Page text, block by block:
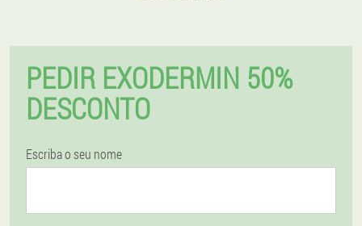
PEDIR EXODERMIN 50%
DESCONTO
Escriba o seu nome